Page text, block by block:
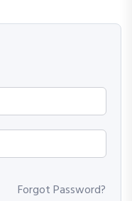
Forgot Password?